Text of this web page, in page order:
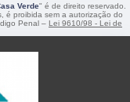
Verde" é de direito reservado.
é proibida sem a autorização do
Penal – Lei 9610/98 - Lei de